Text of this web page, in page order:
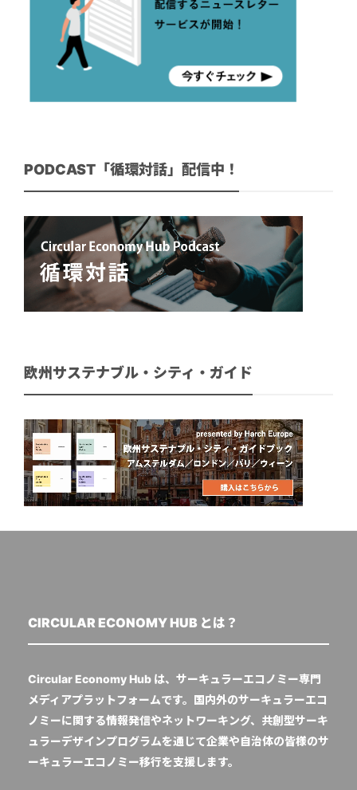
PODCAST「循環対話」配信中！
欧州サステナブル・シティ・ガイド
CIRCULAR ECONOMY HUB とは？
Circular Economy Hub は、サーキュラーエコノミー専門
メディアプラットフォームです。国内外のサーキュラーエコ
ノミーに関する情報発信やネットワーキング、共創型サーキ
ュラーデザインプログラムを通じて企業や自治体の皆様のサ
ーキュラーエコノミー移行を支援します。